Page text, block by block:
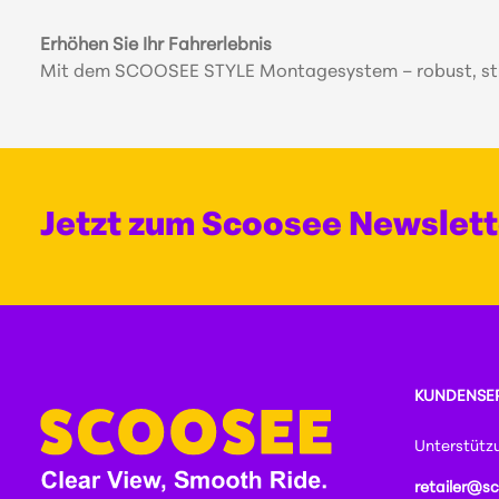
Erhöhen Sie Ihr Fahrerlebnis
Mit dem SCOOSEE STYLE Montagesystem – robust,
Jetzt zum Scoosee